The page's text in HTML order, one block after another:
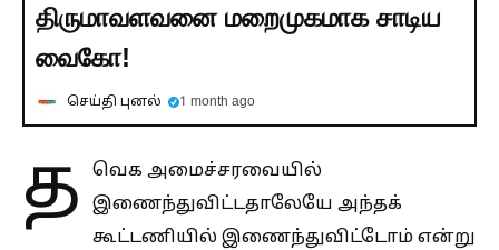
திருமாவளவனை மறைமுகமாக சாடிய
வைகோ!
செய்தி புனல் 1 month ago
த
வெக அமைச்சரவையில்
இணைந்துவிட்டதாலேயே அந்தக்
கூட்டணியில் இணைந்துவிட்டோம் என்று